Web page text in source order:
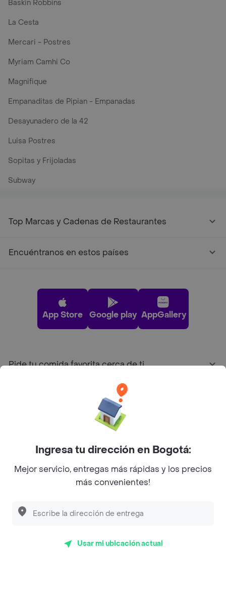
Baskin Robbins
La Cesta
Mercari - Postres
Myriam Camhi Co
Magnifique
Empanaditas de Pipian - Empanadas
Desayunadero de la 42
Luisa Postres
Sopitas y Frijoladas
Subway
Top Marcas y Cadenas de Restaurantes
Encuéntranos en estos países
App Store Google play AppGallery
Pide tu comida favorita cerca de ti
Sobre Rappi
Facebook
Twitter
Instagram
©2026Rappi Inc. All rights reserved.
Ingresa tu dirección en Bogotá:
Mejor servicio, entregas más rápidas y los precios
más convenientes!
Usar mi ubicación actual